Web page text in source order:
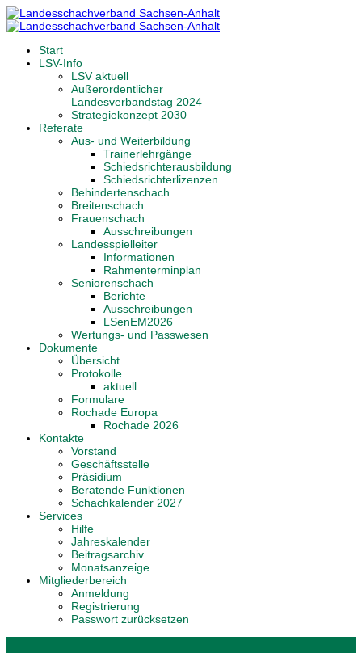
Start
LSV-Info
LSV aktuell
Außerordentlicher
Landesverbandstag 2024
Strategiekonzept 2030
Referate
Aus- und Weiterbildung
Trainerlehrgänge
Schiedsrichterausbildung
Schiedsrichterlizenzen
Behindertenschach
Breitenschach
Frauenschach
Ausschreibungen
Landesspielleiter
Informationen
Rahmenterminplan
Seniorenschach
Berichte
Ausschreibungen
LSenEM2026
Wertungs- und Passwesen
Dokumente
Übersicht
Protokolle
aktuell
Formulare
Rochade Europa
Rochade 2026
Kontakte
Vorstand
Geschäftsstelle
Präsidium
Beratende Funktionen
Schachkalender 2027
Services
Hilfe
Jahreskalender
Beitragsarchiv
Monatsanzeige
Mitgliederbereich
Anmeldung
Registrierung
Passwort zurücksetzen